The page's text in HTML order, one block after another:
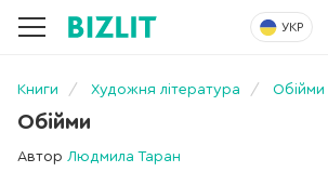
УКР
Книги Художня література Обійми
Обійми
Автор Людмила Таран